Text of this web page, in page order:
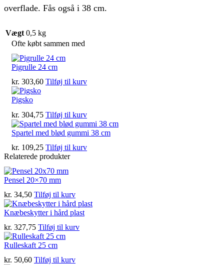
overflade. Fås også i 38 cm.
Vægt 0,5 kg
Ofte købt sammen med
Pigrulle 24 cm
kr. 303,60 Tilføj til kurv
Pigsko
kr. 304,75 Tilføj til kurv
Spartel med blød gummi 38 cm
kr. 109,25 Tilføj til kurv
Relaterede produkter
Pensel 20×70 mm
kr. 34,50 Tilføj til kurv
Knæbeskytter i hård plast
kr. 327,75 Tilføj til kurv
Rulleskaft 25 cm
kr. 50,60 Tilføj til kurv